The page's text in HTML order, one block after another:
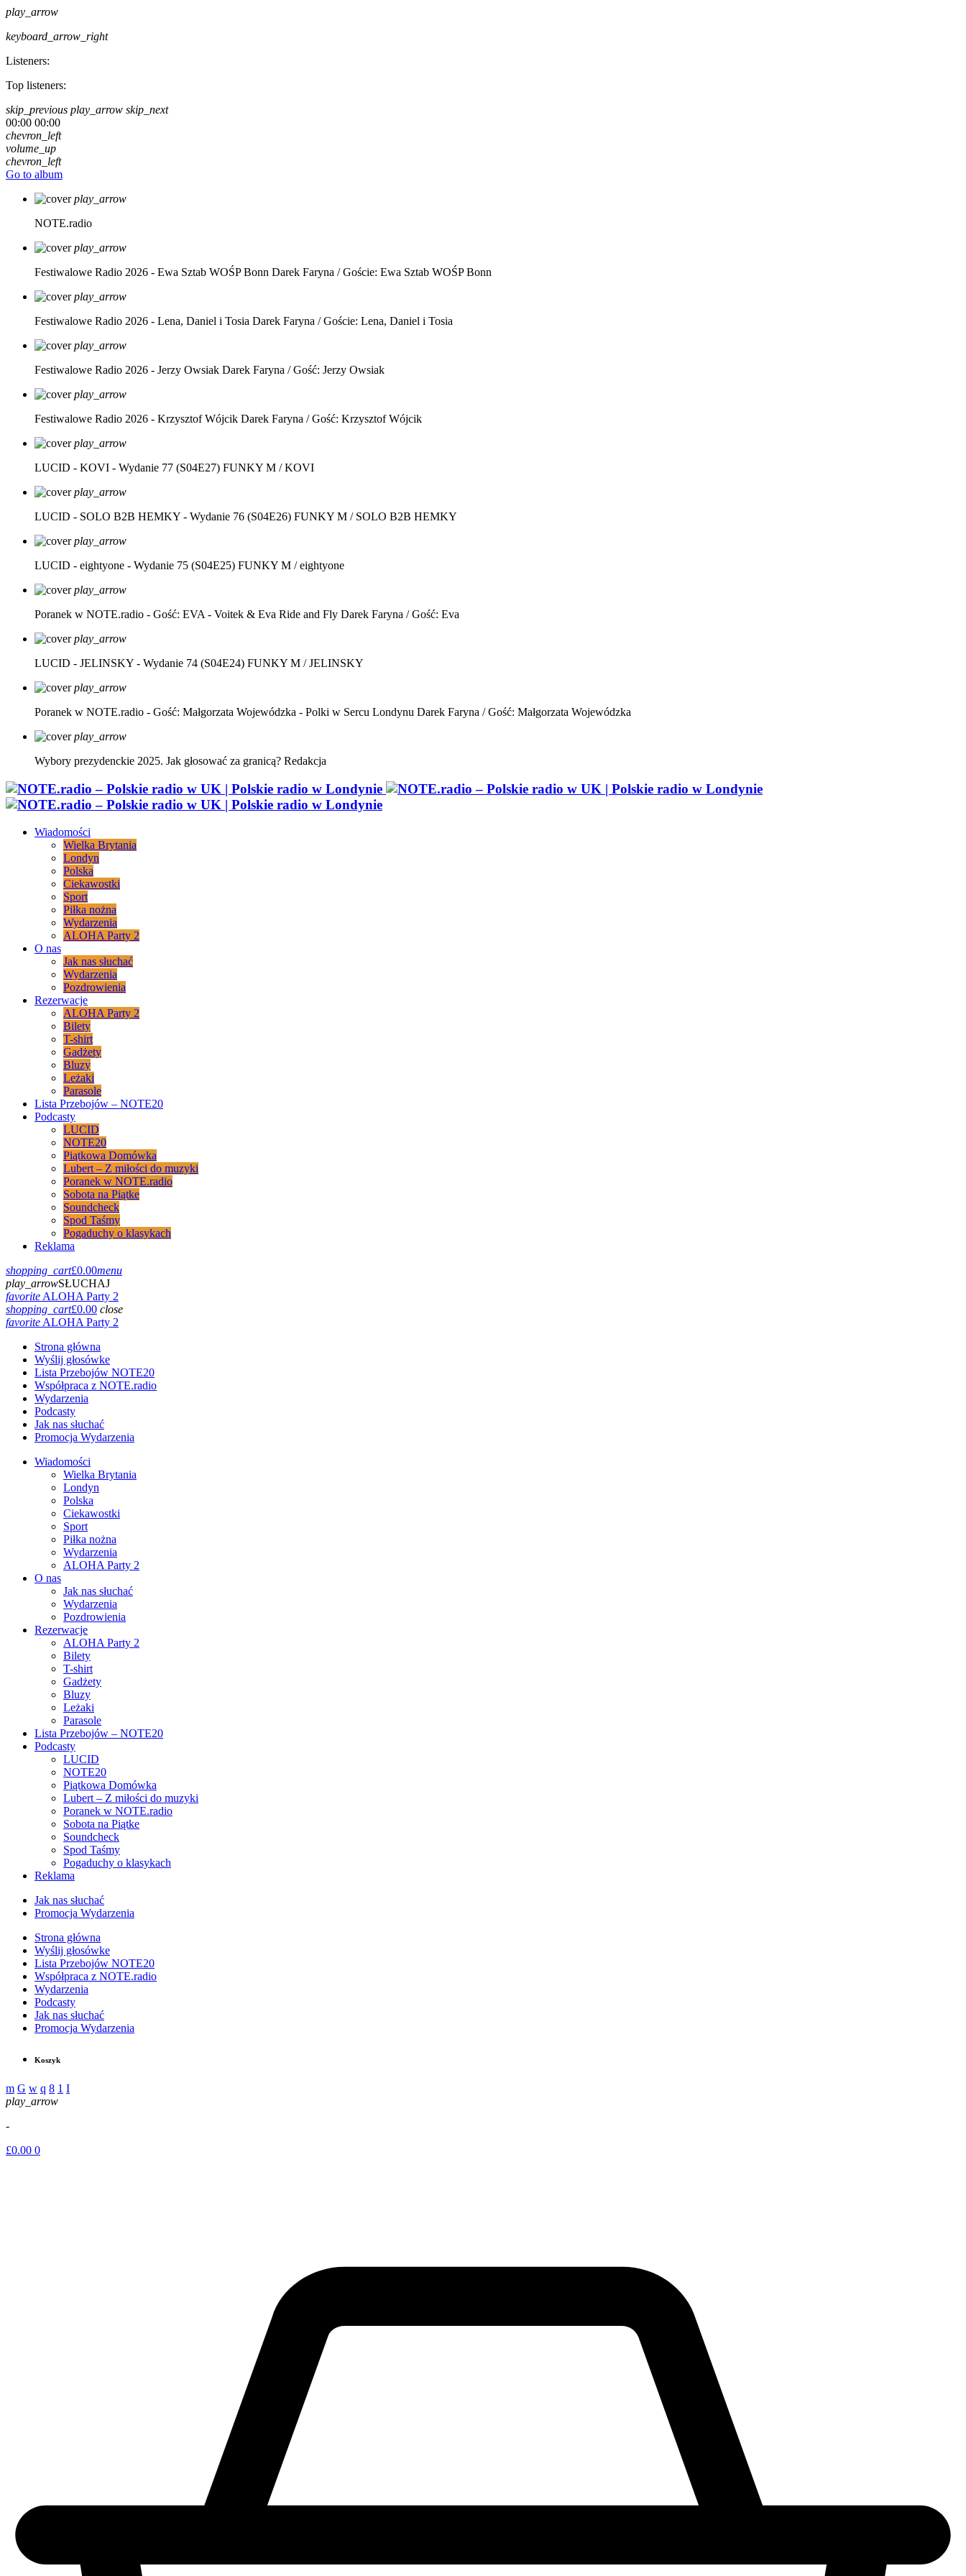
play_arrow
keyboard_arrow_right
Listeners:
Top listeners:
skip_previous play_arrow skip_next
00:00 00:00
chevron_left
volume_up
chevron_left
Go to album
play_arrow
NOTE.radio
play_arrow
Festiwalowe Radio 2026 - Ewa Sztab WOŚP Bonn Darek Faryna / Goście: Ewa Sztab WOŚP Bonn
play_arrow
Festiwalowe Radio 2026 - Lena, Daniel i Tosia Darek Faryna / Goście: Lena, Daniel i Tosia
play_arrow
Festiwalowe Radio 2026 - Jerzy Owsiak Darek Faryna / Gość: Jerzy Owsiak
play_arrow
Festiwalowe Radio 2026 - Krzysztof Wójcik Darek Faryna / Gość: Krzysztof Wójcik
play_arrow
LUCID - KOVI - Wydanie 77 (S04E27) FUNKY M / KOVI
play_arrow
LUCID - SOLO B2B HEMKY - Wydanie 76 (S04E26) FUNKY M / SOLO B2B HEMKY
play_arrow
LUCID - eightyone - Wydanie 75 (S04E25) FUNKY M / eightyone
play_arrow
Poranek w NOTE.radio - Gość: EVA - Voitek & Eva Ride and Fly Darek Faryna / Gość: Eva
play_arrow
LUCID - JELINSKY - Wydanie 74 (S04E24) FUNKY M / JELINSKY
play_arrow
Poranek w NOTE.radio - Gość: Małgorzata Wojewódzka - Polki w Sercu Londynu Darek Faryna / Gość: Małgorzata Wojewódzka
play_arrow
Wybory prezydenckie 2025. Jak głosować za granicą? Redakcja
Wiadomości
Wielka Brytania
Londyn
Polska
Ciekawostki
Sport
Piłka nożna
Wydarzenia
ALOHA Party 2
O nas
Jak nas słuchać
Wydarzenia
Pozdrowienia
Rezerwacje
ALOHA Party 2
Bilety
T-shirt
Gadżety
Bluzy
Leżaki
Parasole
Lista Przebojów – NOTE20
Podcasty
LUCID
NOTE20
Piątkowa Domówka
Lubert – Z miłości do muzyki
Poranek w NOTE.radio
Sobota na Piątke
Soundcheck
Spod Taśmy
Pogaduchy o klasykach
Reklama
shopping_cart£0.00menu
play_arrowSŁUCHAJ
favoriteALOHA Party 2
shopping_cart£0.00 close
favoriteALOHA Party 2
Strona główna
Wyślij głosówke
Lista Przebojów NOTE20
Współpraca z NOTE.radio
Wydarzenia
Podcasty
Jak nas słuchać
Promocja Wydarzenia
Wiadomości
Wielka Brytania
Londyn
Polska
Ciekawostki
Sport
Piłka nożna
Wydarzenia
ALOHA Party 2
O nas
Jak nas słuchać
Wydarzenia
Pozdrowienia
Rezerwacje
ALOHA Party 2
Bilety
T-shirt
Gadżety
Bluzy
Leżaki
Parasole
Lista Przebojów – NOTE20
Podcasty
LUCID
NOTE20
Piątkowa Domówka
Lubert – Z miłości do muzyki
Poranek w NOTE.radio
Sobota na Piątke
Soundcheck
Spod Taśmy
Pogaduchy o klasykach
Reklama
Jak nas słuchać
Promocja Wydarzenia
Strona główna
Wyślij głosówke
Lista Przebojów NOTE20
Współpraca z NOTE.radio
Wydarzenia
Podcasty
Jak nas słuchać
Promocja Wydarzenia
Koszyk
play_arrow
-
£0.00 0